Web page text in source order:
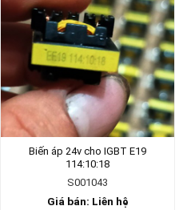
Biến áp 24v cho IGBT E19
114:10:18
S001043
Giá bán: Liên hệ